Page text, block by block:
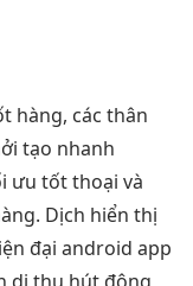
hàng, các thân
tạo nhanh
ưu tốtthoại và
Dịch hiển thị
đại android app